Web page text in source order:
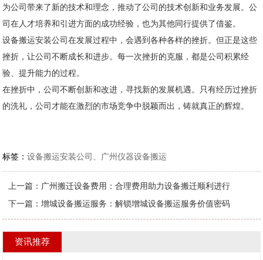
为公司带来了新的技术和理念，推动了公司的技术创新和业务发展。公
司在人才培养和引进方面的成功经验，也为其他同行提供了借鉴。
设备搬运安装公司在发展过程中，会遇到各种各样的挫折。但正是这些
挫折，让公司不断成长和进步。每一次挫折的克服，都是公司积累经
验、提升能力的过程。
在挫折中，公司不断创新和改进，寻找新的发展机遇。只有经历过挫折
的洗礼，公司才能在激烈的市场竞争中脱颖而出，铸就真正的辉煌。
标签：设备搬运安装公司、广州仪器设备搬运
上一篇： 广州搬迁设备费用：合理费用助力设备搬迁顺利进行
下一篇：增城设备搬运服务：解锁增城设备搬运服务价值密码
资讯推荐